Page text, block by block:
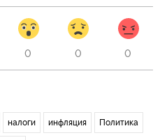
0 0 0
налоги инфляция Политика